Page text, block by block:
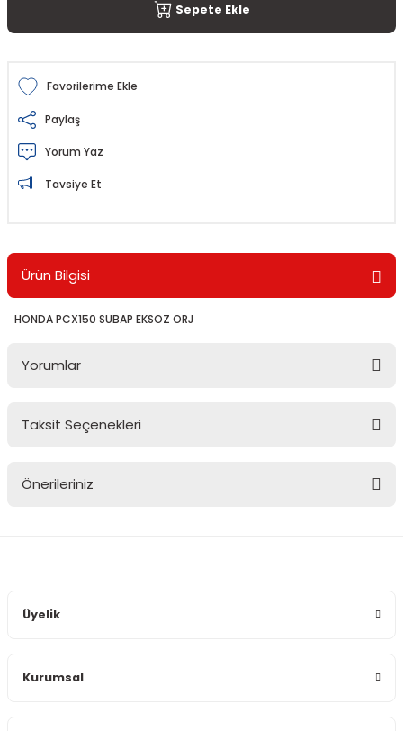
Sepete Ekle
Paylaş
Yorum Yaz
Tavsiye Et
Ürün Bilgisi
HONDA PCX150 SUBAP EKSOZ ORJ
Yorumlar
Taksit Seçenekleri
Önerileriniz
Ürün bilgilerinde hatalar bulunuyor.
Üyelik
Kurumsal